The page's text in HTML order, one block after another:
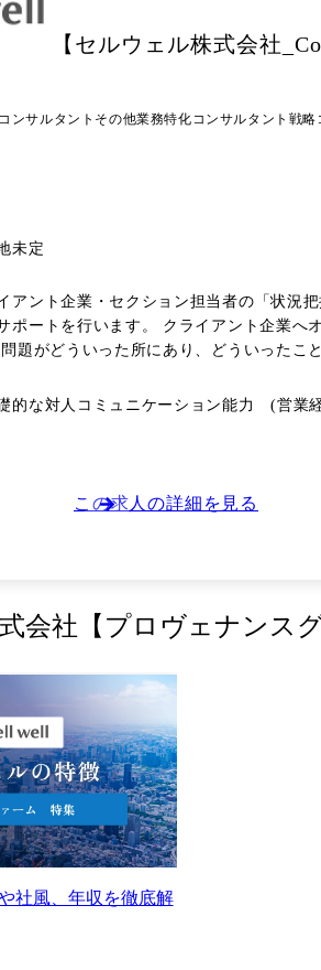
【セルウェル株式会社
ンサルタント その他業務特化コンサルタント 戦略
未定
アント企業・セクション担当者の「状況
ント企業へオンライン/オフラインでの訪問を行い、事業推進に関わるボトルネックや、困りごと、起こっている状況などをヒアリングしま
題がどういった所にあり、どういったこ
、ヒアリング ・クライアントの課題解決
的な対人コミュニケーション能力 (営業
この求人の詳細を見る
会社【プロヴェナンスグ
社風、年収を徹底解